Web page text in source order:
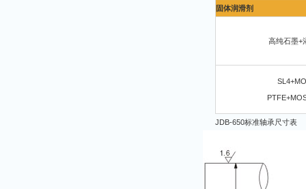
固体润滑剂
高纯石墨+
JDB-650标准轴承尺寸表